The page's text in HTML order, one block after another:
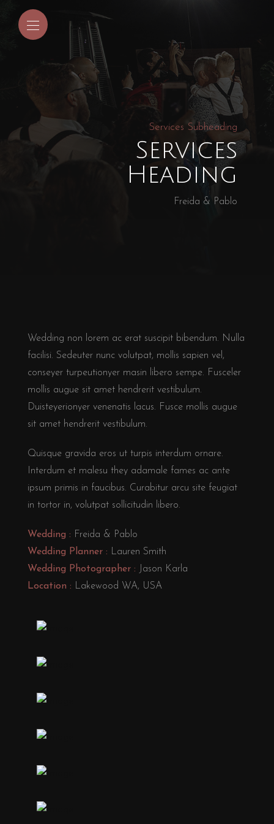
Services Subheading
Services
Heading
Freida & Pablo
Wedding non lorem ac erat suscipit bibendum. Nulla
facilisi. Sedeuter nunc volutpat, mollis sapien vel,
conseyer turpeutionyer masin libero sempe. Fusceler
mollis augue sit amet hendrerit vestibulum.
Duisteyerionyer venenatis lacus. Fusce mollis augue
sit amet hendrerit vestibulum.
Quisque gravida eros ut turpis interdum ornare.
Interdum et malesu they adamale fames ac ante
ipsum primis in faucibus. Curabitur arcu site feugiat
in tortor in, volutpat sollicitudin libero.
Wedding : Freida & Pablo
Wedding Planner : Lauren Smith
Wedding Photographer : Jason Karla
Location : Lakewood WA, USA